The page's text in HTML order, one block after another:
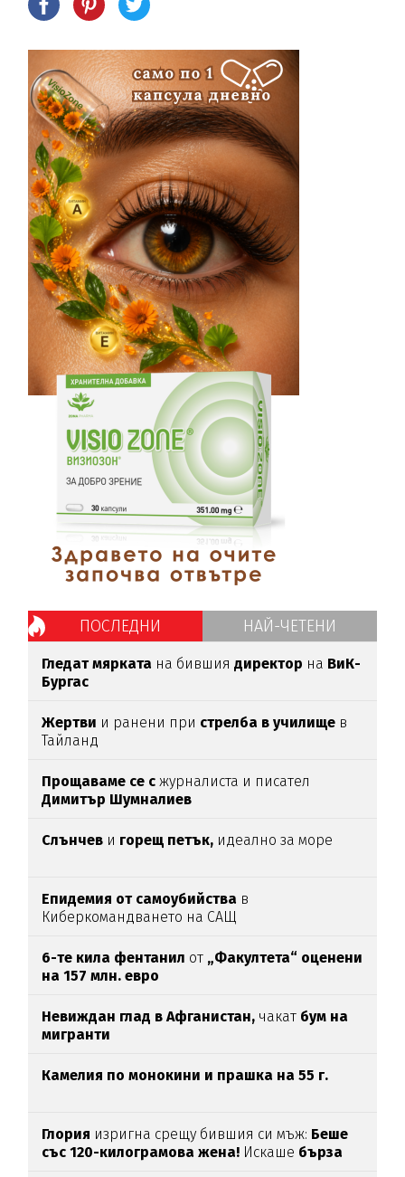
ПОСЛЕДНИ НАЙ-ЧЕТЕНИ
Гледат мярката на бившиядиректор на ВиК-
Бургас
Жертви и ранени при стрелба в училище в
Тайланд
Прощаваме се с журналиста и писател
Димитър Шумналиев
Слънчев и горещ петък, идеално за море
Епидемия от самоубийства в
Киберкомандването на САЩ
6-те кила фентанил от „Факултета“ оценени
на 157 млн. евро
Невиждан глад в Афганистан, чакат бум на
мигранти
Камелия по монокини и прашка на 55 г.
Глория изригна срещу бившия си мъж: Беше
със 120-килограмова жена! Искаше бърза